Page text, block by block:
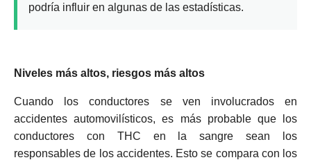
podría influir en algunas de las estadísticas.
Niveles más altos, riesgos más altos
Cuando los conductores se ven involucrados en
accidentes automovilísticos, es más probable que los
conductores con THC en la sangre sean los
responsables de los accidentes. Esto se compara con los